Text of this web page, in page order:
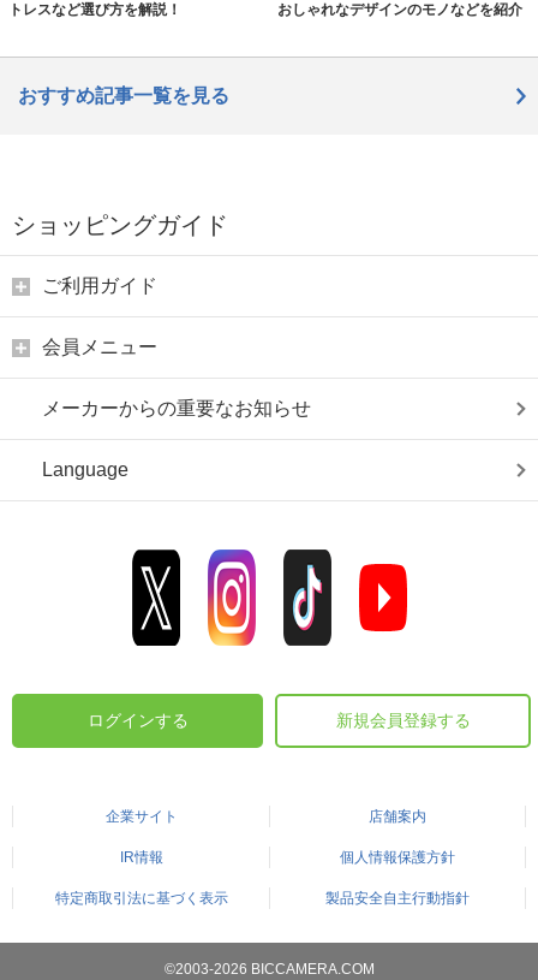
トレスなど選び方を解説！
おしゃれなデザインのモノなどを紹介
おすすめ記事一覧を見る
ショッピングガイド
ご利用ガイド
会員メニュー
メーカーからの重要なお知らせ
Language
ログインする 新規会員登録する
企業サイト 店舗案内
IR情報 個人情報保護方針
特定商取引法に基づく表示 製品安全自主行動指針
©2003-2026 BICCAMERA.COM